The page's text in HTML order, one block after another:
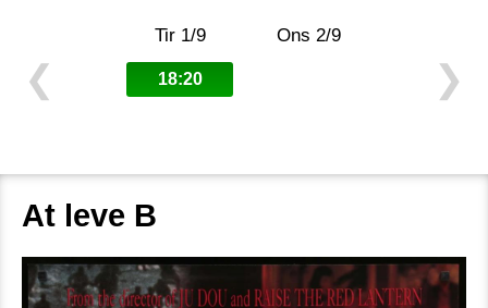
❮
Tir 1/9
18:20
Ons 2/9
❯
At leve B